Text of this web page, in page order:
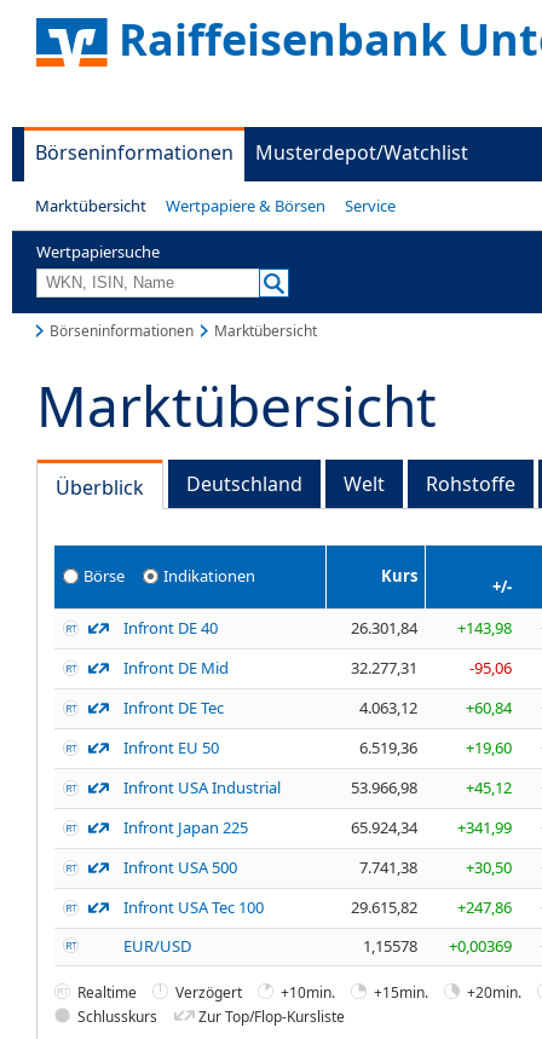
Raiffeisenbank
Börseninformationen Musterdepot/Watchlist
Marktübersicht Wertpapiere & Börsen Service
Wertpapiersuche
Börseninformationen Marktübersicht
Marktübersicht
Überblick Deutschland Welt Rohstoffe
Börse Indikationen Kurs
+/-
Infront DE 40
26.301,84 +143,98
Infront DE Mid
32.277,31
-95,06
Infront DE Tec
4.063,12 +60,84
Infront EU 50
6.519,36 +19,60
Infront USA Industrial
53.966,98 +45,12
Infront Japan 225
65.924,34 +341,99
Infront USA 500
7.741,38 +30,50
Infront USA Tec 100
29.615,82 +247,86
EUR/USD
1,15578 +0,00369
Realtime Verzögert +10min. +15min.
+20min.
Schlusskurs
Zur Top/Flop-Kursliste